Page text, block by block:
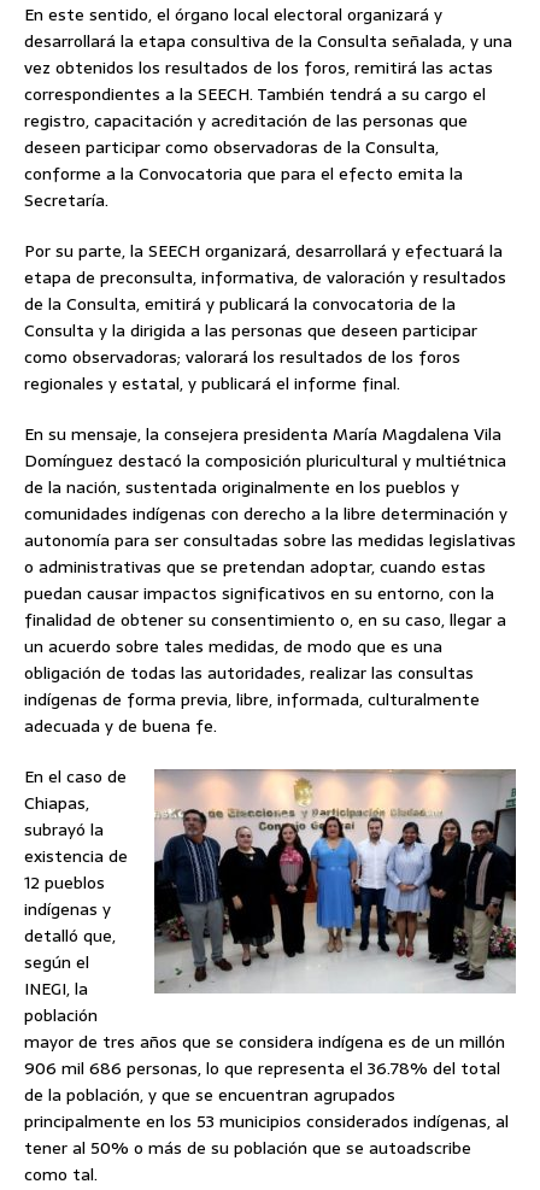
En este sentido, el órgano local electoral organizará y
desarrollará la etapa consultiva de la Consulta señalada, y una
vez obtenidos los resultados de los foros, remitirá las actas
correspondientes a la SEECH. También tendrá a su cargo el
registro, capacitación y acreditación de las personas que
deseen participar como observadoras de la Consulta,
conforme a la Convocatoria que para el efecto emita la
Secretaría.
Por su parte, la SEECH organizará, desarrollará y efectuará la
etapa de preconsulta, informativa, de valoración y resultados
de la Consulta, emitirá y publicará la convocatoria de la
Consulta y la dirigida a las personas que deseen participar
como observadoras; valorará los resultados de los foros
regionales y estatal, y publicará el informe final.
En su mensaje, la consejera presidenta María Magdalena Vila
Domínguez destacó la composición pluricultural y multiétnica
de la nación, sustentada originalmente en los pueblos y
comunidades indígenas con derecho a la libre determinación y
autonomía para ser consultadas sobre las medidas legislativas
o administrativas que se pretendan adoptar, cuando estas
puedan causar impactos significativos en su entorno, con la
finalidad de obtener su consentimiento o, en su caso, llegar a
un acuerdo sobre tales medidas, de modo que es una
obligación de todas las autoridades, realizar las consultas
indígenas de forma previa, libre, informada, culturalmente
adecuada y de buena fe.
En el caso de
Chiapas,
subrayó la
existencia de
12 pueblos
indígenas y
detalló que,
según el
INEGI, la
población
mayor de tres años que se considera indígena es de un millón
906 mil 686 personas, lo que representa el 36.78% del total
de la población, y que se encuentran agrupados
principalmente en los 53 municipios considerados indígenas, al
tener al 50% o más de su población que se autoadscribe
como tal.